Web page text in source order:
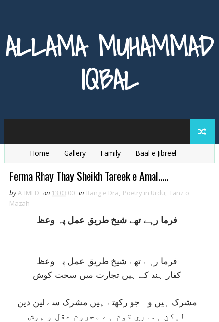
ALLAMA MUHAMMAD
IQBAL
Home Gallery Family
Baal e Jibreel
Zarb e Kaleem
Armaghan e Hijaz
Ferma Rhay Thay Sheikh Tareek e Amal.....
byAHMED on 13:03:00 in Bang e Dra, Poetry in Urdu, Tanz o
Mazah
فرما رہے تھے شيخ طريق عمل پہ وعظ
فرما رہے تھے شيخ طريق عمل پہ وعظ
کفار ہند کے ہيں تجارت ميں سخت کوش
مشرک ہيں وہ جو رکھتے ہيں مشرک سے لين دين
ليکن ہماري قوم ہے محروم عقل و ہوش